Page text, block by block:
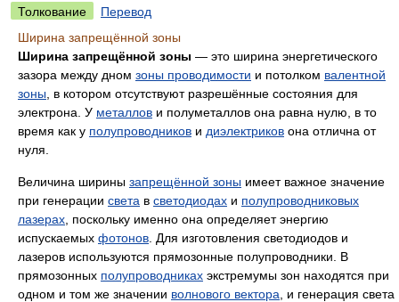
Толкование
Перевод
Ширина запрещённой зоны
Ширина запрещённой зоны — это ширина энергетического
зазора между дном зоны проводимости и потолком валентной
зоны , в котором отсутствуют разрешённые состояния для
электрона. У металлов и полуметаллов она равна нулю, в то
время как у полупроводников и диэлектриков она отлична от
нуля.
Величина ширины запрещённой зоны имеет важное значение
при генерации света в светодиодах и полупроводниковых
лазерах , поскольку именно она определяет энергию
испускаемых фотонов . Для изготовления светодиодов и
лазеров используются прямозонные полупроводники. В
прямозонных полупроводниках экстремумы зон находятся при
одном и том же значении волнового вектора , и генерация света